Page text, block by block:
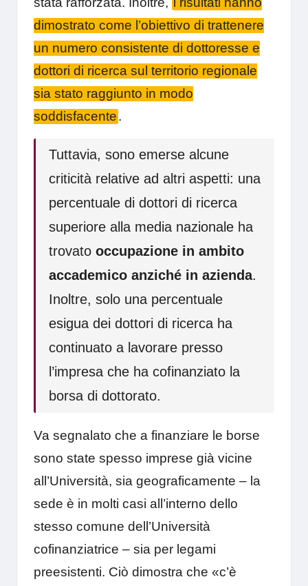
dimostrato come l’obiettivo di trattenere
un numero consistente di dottoresse e
dottori di ricerca sul territorio regionale
sia stato raggiunto in modo
soddisfacente.
Tuttavia, sono emerse alcune
criticità relative ad altri aspetti: una
percentuale di dottori di ricerca
superiore alla media nazionale ha
trovatooccupazione in ambito
accademico anziché in azienda.
Inoltre, solo una percentuale
esigua dei dottori di ricerca ha
continuato a lavorare presso
l’impresa che ha cofinanziato la
borsa di dottorato.
Va segnalato che a finanziare le borse
sono state spesso imprese già vicine
all’Università, sia geograficamente – la
sede è in molti casi all’interno dello
stesso comune dell’Università
cofinanziatrice – sia per legami
preesistenti. Ciò dimostra che «c’è